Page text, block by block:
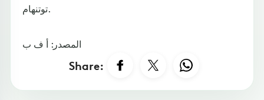
توتنهام.
المصدر: أ ف ب
Share: